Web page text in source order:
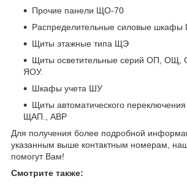
Прочие панели ЩО-70
Распределительные силовые
Щиты этажные типа ЩЭ
Щиты осветительные серий ОП,
ЯОУ.
Шкафы учета ШУ
Щиты автоматического
ЩАП., АВР
Для получения более подробной
указанным выше контактным номерам,
помогут Вам!
Смотрите также: